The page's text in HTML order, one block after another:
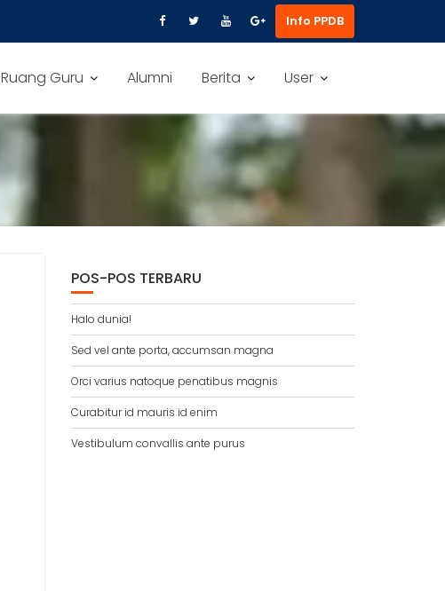
Info PPDB
Ruang Guru Alumni Berita User
POS-POS TERBARU
Halo dunia!
Sed vel ante porta, accumsan magna
Orci varius natoque penatibus magnis
Curabitur id mauris id enim
Vestibulum convallis ante purus